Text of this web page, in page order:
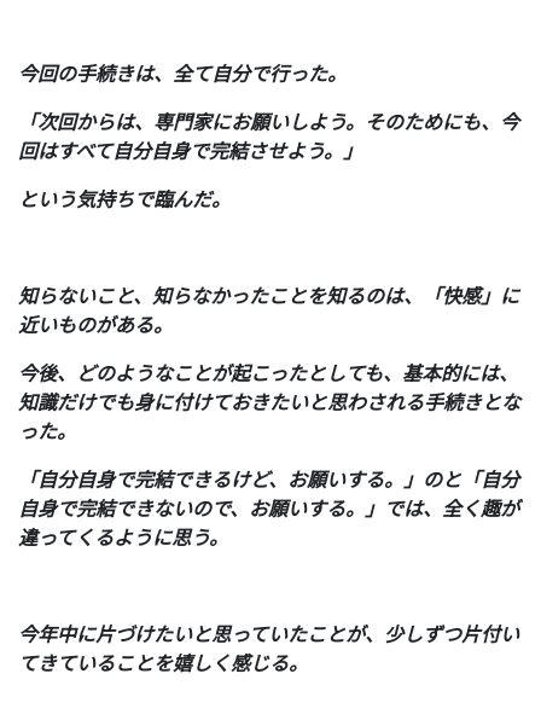
今回の手続きは、全て自分で行った。
「次回からは、専門家にお願いしよう。そのためにも、今
回はすべて自分自身で完結させよう。」
という気持ちで臨んだ。
知らないこと、知らなかったことを知るのは、「快感」に
近いものがある。
今後、どのようなことが起こったとしても、基本的には、
知識だけでも身に付けておきたいと思わされる手続きとな
った。
「自分自身で完結できるけど、お願いする。」のと「自分
自身で完結できないので、お願いする。」では、全く趣が
違ってくるように思う。
今年中に片づけたいと思っていたことが、少しずつ片付い
てきていることを嬉しく感じる。